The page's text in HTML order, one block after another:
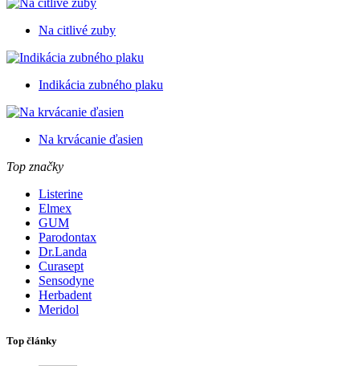
Na citlivé zuby
Indikácia zubného plaku
Na krvácanie ďasien
Top značky
Listerine
Elmex
GUM
Parodontax
Dr.Landa
Curasept
Sensodyne
Herbadent
Meridol
Top články